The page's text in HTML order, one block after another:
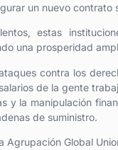
un nuevo contrato
estas
una prosperidad
contra los
de la gente
y la manipulación
de suministro.
Agrupación Global